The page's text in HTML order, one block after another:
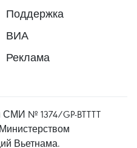
Поддержка
ВИА
Реклама
СМИ № 1374/GP-BTTTT
Вьетнама.